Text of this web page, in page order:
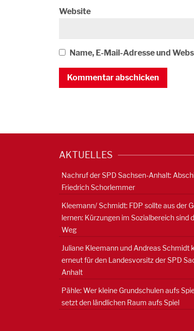
Website
Name, E-Mail-Adresse und
AKTUELLES
Nachruf der SPD Sachsen-Anhalt:
Friedrich Schorlemmer
Kleemann/ Schmidt: FDP sollte aus der
lernen: Kürzungen im Sozialbereich sind
Weg
Juliane Kleemann und Andreas Schmidt
erneut für den Landesvorsitz der SPD
Anhalt
Pähle: Wer kleine Grundschulen aufs
setzt den ländlichen Raum aufs Spiel